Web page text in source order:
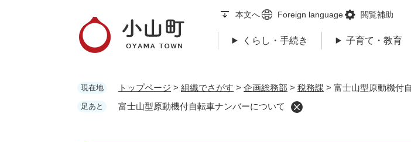
メニューを飛ばし
本文へ Foreign language 閲覧補助
くらし・手続き 子育て・教育
現在地 トップページ > 組織でさがす > 企画総務部 > 税務課 > 富士山型原動機付
足あと 富士山型原動機付自転車ナンバーについて